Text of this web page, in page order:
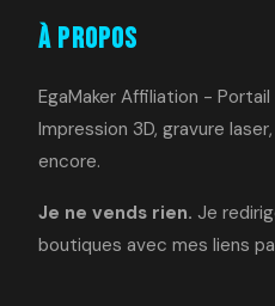
À Propos
EgaMaker Affiliation -
Impression 3D, gravure
encore.
Je ne vends rien. Je
boutiques avec mes liens